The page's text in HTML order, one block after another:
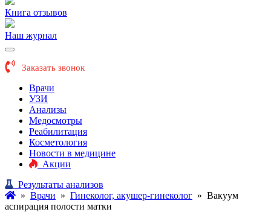
Книга отзывов
Наш журнал
Заказать звонок
Врачи
УЗИ
Анализы
Медосмотры
Реабилитация
Косметология
Новости в медицине
Акции
Результаты анализов
» Врачи » Гинеколог, акушер-гинеколог » Вакуум
аспирация полости матки